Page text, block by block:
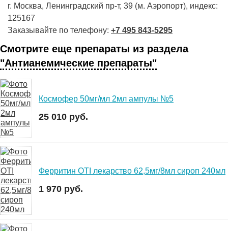
г. Москва, Ленинградский пр-т, 39 (м. Аэропорт), индекс:
125167
Заказывайте по телефону: +7 495 843-5295
Смотрите еще препараты из раздела
"Антианемические препараты"
Космофер 50мг/мл 2мл ампулы №5
25 010 руб.
Ферритин OTI лекарство 62,5мг/8мл сироп 240мл
1 970 руб.